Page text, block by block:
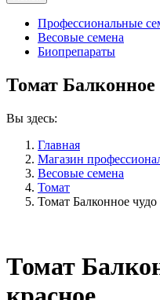
Профессиональные
Весовые семена
Биопрепараты
Томат Балконное
Вы здесь:
Главная
Магазин
Весовые семена
Томат
Томат Балконное чудо
Томат